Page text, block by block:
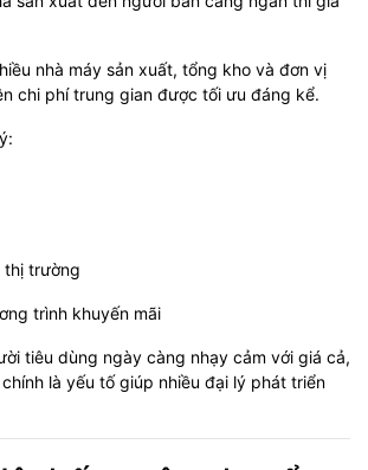
nhà máy sản xuất, tổng kho và đơn vị
chi phí trung gian được tối ưu đáng kể.
thị trường
trình khuyến mãi
tiêu dùng ngày càng nhạy cảm với giá cả,
là yếu tố giúp nhiều đại lý phát triển